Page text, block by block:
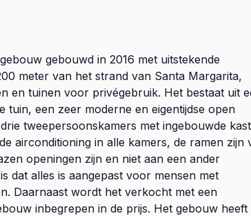
gebouwd in 2016 met uitstekende
meter van het strand van Santa Margarita,
en tuinen voor privégebruik. Het bestaat uit
een zeer moderne en eigentijdse open
tweepersoonskamers met ingebouwde
airconditioning in alle kamers, de ramen zijn
openingen zijn en niet aan een ander
dat alles is aangepast voor mensen met
Daarnaast wordt het verkocht met een
inbegrepen in de prijs. Het gebouw heeft